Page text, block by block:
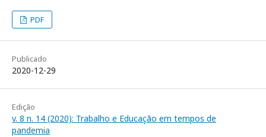
PDF
Publicado
2020-12-29
Edição
v. 8 n. 14 (2020): Trabalho e Educação em tempos de
pandemia